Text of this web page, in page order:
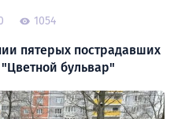
1054
пятерых пострадавших
бульвар"